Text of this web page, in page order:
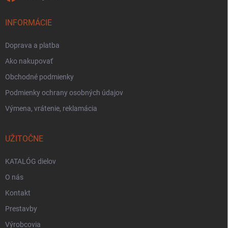
INFORMÁCIE
Doprava a platba
Ako nakupovať
Obchodné podmienky
Podmienky ochrany osobných údajov
Výmena, vrátenie, reklamácia
UŽITOČNE
KATALÓG dielov
O nás
Kontakt
Prestavby
Výrobcovia